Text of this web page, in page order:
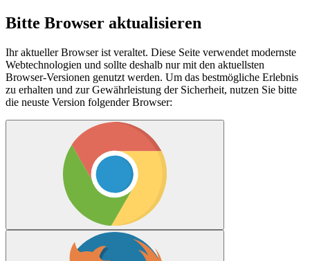
Bitte Browser aktualisieren
Ihr aktueller Browser ist veraltet. Diese Seite verwendet modernste
Webtechnologien und sollte deshalb nur mit den aktuellsten
Browser-Versionen genutzt werden. Um das bestmögliche Erlebnis
zu erhalten und zur Gewährleistung der Sicherheit, nutzen Sie bitte
die neuste Version folgender Browser: